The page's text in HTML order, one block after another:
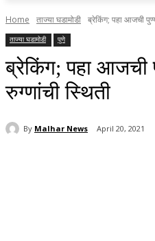
Home ताज्या घडामोडी ब्रेकिंग; पहा आजची
ताज्या घडामोडी पुणे
ब्रेकिंग; पहा आजची
रुग्णांची स्थिती
By Malhar News April 20, 2021